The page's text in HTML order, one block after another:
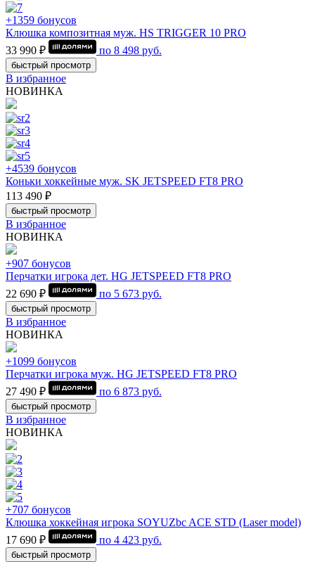
+1359 бонусов
Клюшка композитная муж. HS TRIGGER 10 PRO
33 990 ₽
по 8 498 руб.
быстрый просмотр
В избранное
НОВИНКА
+4539 бонусов
Коньки хоккейные муж. SK JETSPEED FT8 PRO
113 490 ₽
быстрый просмотр
В избранное
НОВИНКА
+907 бонусов
Перчатки игрока дет. HG JETSPEED FT8 PRO
22 690 ₽
по 5 673 руб.
быстрый просмотр
В избранное
НОВИНКА
+1099 бонусов
Перчатки игрока муж. HG JETSPEED FT8 PRO
27 490 ₽
по 6 873 руб.
быстрый просмотр
В избранное
НОВИНКА
+707 бонусов
Клюшка хоккейная игрока SOYUZbc ACE STD (Laser model)
17 690 ₽
по 4 423 руб.
быстрый просмотр